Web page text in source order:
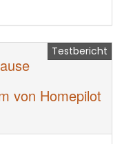
Testbericht
von Homepilot